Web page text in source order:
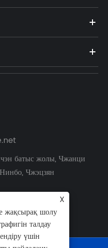
батыс жолы, Чжанци
Чжэцзян
X
жақсырақ шолу
талдау
үшін